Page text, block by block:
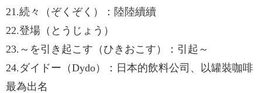
21.続々（ぞくぞく）：陸陸續續
22.登場（とうじょう）
23.～を引き起こす（ひきおこす）：引起～
24.ダイドー（Dydo）：日本的飲料公司、以罐裝咖啡
最為出名